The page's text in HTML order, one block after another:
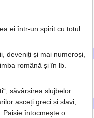
ei într-un spirit cu totul
deveniți și mai numeroși,
română și în lb.
săvârșirea slujbelor
asceți greci și slavi,
Paisie întocmește o